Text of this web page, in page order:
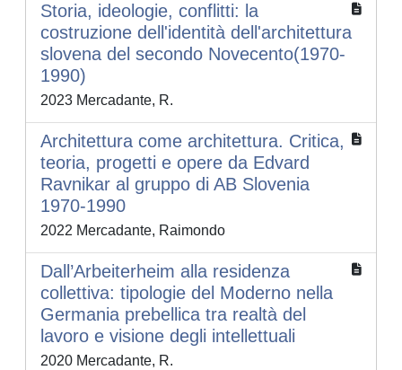
Storia, ideologie, conflitti: la
costruzione dell'identità dell'architettura
slovena del secondo Novecento(1970-
1990)
2023 Mercadante, R.
Architettura come architettura. Critica,
teoria, progetti e opere da Edvard
Ravnikar al gruppo di AB Slovenia
1970-1990
2022 Mercadante, Raimondo
Dall’Arbeiterheim alla residenza
collettiva: tipologie del Moderno nella
Germania prebellica tra realtà del
lavoro e visione degli intellettuali
2020 Mercadante, R.